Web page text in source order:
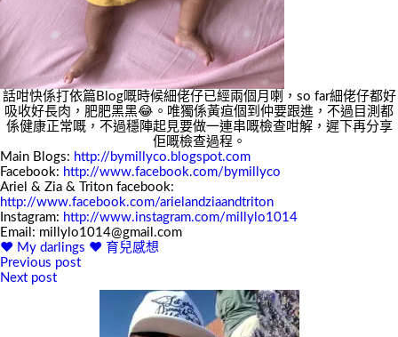
話咁快係打依篇Blog嘅時候細佬仔已經兩個月喇，so far細佬仔都好
吸收好長肉，肥肥黑黑😂。唯獨係黃疸個到仲要跟進，不過目測都
係健康正常嘅，不過穩陣起見要做一連串嘅檢查咁解，遲下再分享
佢嘅檢查過程。
Main Blogs: http://bymillyco.blogspot.com
Facebook: http://www.facebook.com/bymillyco
Ariel & Zia & Triton facebook:
http://www.facebook.com/arielandziaandtriton
Instagram: http://www.instagram.com/millylo1014
Email: millylo1014@gmail.com
♥ My darlings ♥ 育兒感想
文
Previous post
Next post